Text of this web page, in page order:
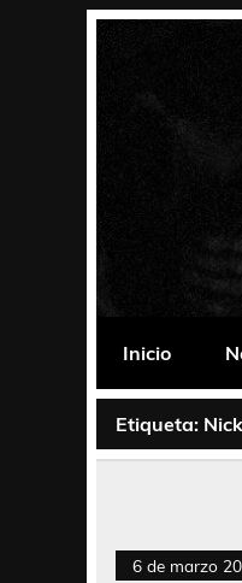
La
Inicio
Etiqueta:
6 de marzo